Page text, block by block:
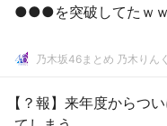
●●●を突破してたｗ
乃木坂46まとめ 乃木りんく
【？報】来年度からつ